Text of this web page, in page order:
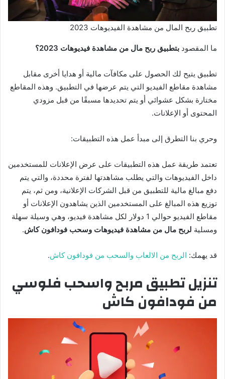
تطبيق ربح المال من مشاهدة الفيديوهات 2023
ما المقصود بتطبيق ربح مال من مشاهدة فيديوهات 2023؟
تطبيق يتيح لك الحصول على مكافآت مالية أو هدايا أخرى مقابل
مشاهدة مقاطع الفيديو التي يتم عرضها في التطبيق. وهذه المقاطع
مختارة بشكل عشوائي أو يتم تحديدها مسبقًا من قبل مزودي
المحتوى أو الإعلانات.
وحري بنا التطرق إلى مبدأ عمل هذه التطبيقات:
تعتمد طريقة عمل هذه التطبيقات على عرض الإعلانات للمستخدمين
داخل الفيديوهات والتي يطلب مشاهدتها لفترة محددة، والتي يتم
دفع مبالغ مالية للتطبيق من قبل الشركات الإعلانية، ومن ثم، يتم
توزيع هذه المبالغ على المستخدمين الذين يشاهدون الإعلانات أو
مقاطع الفيديو حوالي 1 دولار لكل مشاهدة فيديو، وهي وسيلة سهلة
ومسلية لربح مال من مشاهدة فيديوهات وسحب فودافون كاش.
قد يهمك: الربح من الالعاب والسحب من فودافون كاش.
تنزيل تطبيق مربح واسحب فلوسي
من فودافون كاش